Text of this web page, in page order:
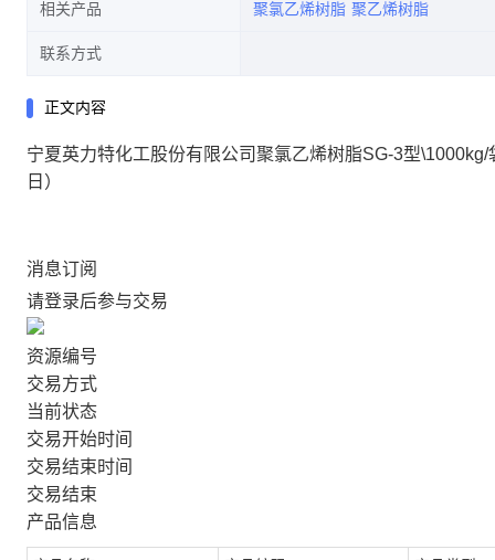
相关产品 聚氯乙烯树脂 聚乙烯树脂
联系方式
正文内容
宁夏英力特化工股份有限公司聚氯乙烯树脂SG-3型
日）
消息订阅
请登录后参与交易
资源编号
交易方式
当前状态
交易开始时间
交易结束时间
交易结束
产品信息